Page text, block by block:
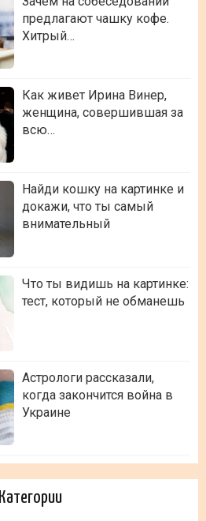
предлагают чашку кофе.
Хитрый…
Как живет Ирина Винер,
женщина, совершившая за
всю…
Найди кошку на картинке и
докажи, что ты самый
внимательный
Что ты видишь на картинке:
тест, который не обманешь
Астрологи рассказали,
когда закончится война в
Украине
Категории